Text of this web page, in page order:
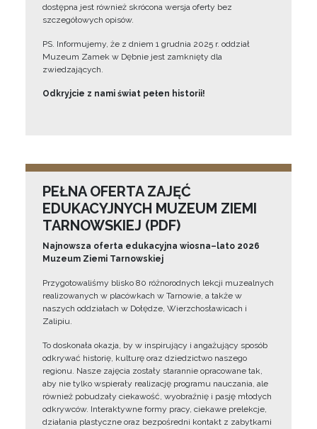
dostępna jest również skrócona wersja oferty bez
szczegółowych opisów.
PS. Informujemy, że z dniem 1 grudnia 2025 r. oddział
Muzeum Zamek w Dębnie jest zamknięty dla
zwiedzających.
Odkryjcie z nami świat pełen historii!
PEŁNA OFERTA ZAJĘĆ
EDUKACYJNYCH MUZEUM ZIEMI
TARNOWSKIEJ (PDF)
Najnowsza oferta edukacyjna wiosna–lato 2026
Muzeum Ziemi Tarnowskiej
Przygotowaliśmy blisko 80 różnorodnych lekcji muzealnych
realizowanych w placówkach w Tarnowie, a także w
naszych oddziałach w Dołędze, Wierzchosławicach i
Zalipiu.
To doskonała okazja, by w inspirujący i angażujący sposób
odkrywać historię, kulturę oraz dziedzictwo naszego
regionu. Nasze zajęcia zostały starannie opracowane tak,
aby nie tylko wspierały realizację programu nauczania, ale
również pobudzały ciekawość, wyobraźnię i pasję młodych
odkrywców. Interaktywne formy pracy, ciekawe prelekcje,
działania plastyczne oraz bezpośredni kontakt z zabytkami